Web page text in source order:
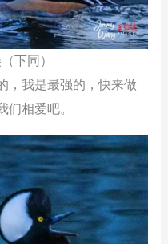
下同）
，我是最强的，快来做
相爱吧。